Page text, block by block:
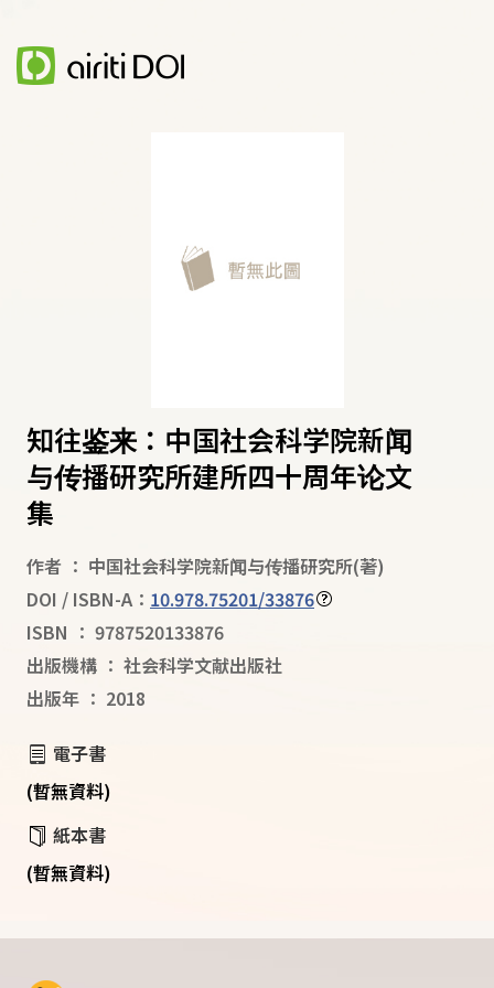
知往鉴来：中国社会科学院新闻
与传播研究所建所四十周年论文
集
作者 ： 中国社会科学院新闻与传播研究所(著)
DOI / ISBN-A： 10.978.75201/33876
ISBN ： 9787520133876
出版機構 ： 社会科学文献出版社
出版年 ： 2018
電子書
(暫無資料)
紙本書
(暫無資料)